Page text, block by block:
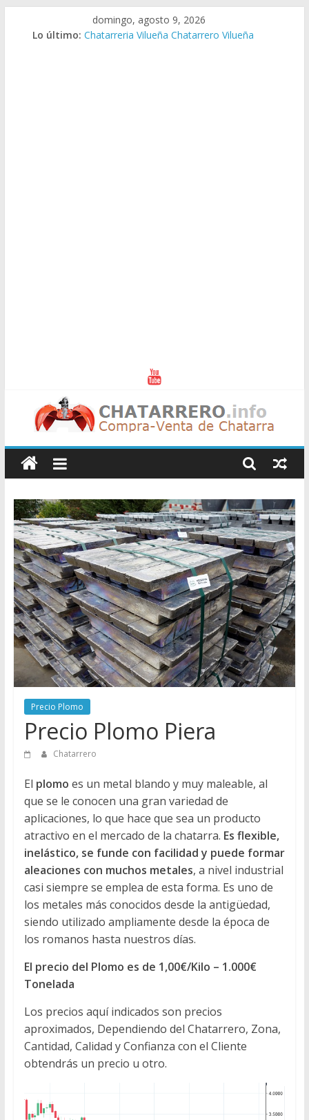
domingo, agosto 9, 2026
Lo último: Chatarreria Vilueña Chatarrero Vilueña
Chatarreros
–
Precio
de
Chatarra
Directorio
de
Chatarreros
para
vender
Chatarra
Precio Plomo
Precio Plomo Piera
Chatarrero
El plomo es un metal blando y muy maleable, al
que se le conocen una gran variedad de
aplicaciones, lo que hace que sea un producto
atractivo en el mercado de la chatarra. Es flexible,
inelástico, se funde con facilidad y puede formar
aleaciones con muchos metales, a nivel industrial
casi siempre se emplea de esta forma. Es uno de
los metales más conocidos desde la antigüedad,
siendo utilizado ampliamente desde la época de
los romanos hasta nuestros días.
El precio del Plomo es de 1,00€/Kilo – 1.000€
Tonelada
Los precios aquí indicados son precios
aproximados, Dependiendo del Chatarrero, Zona,
Cantidad, Calidad y Confianza con el Cliente
obtendrás un precio u otro.